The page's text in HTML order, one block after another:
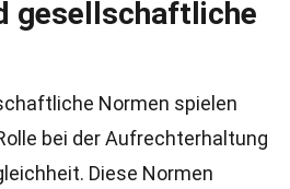
gesellschaftliche
Normen spielen
bei der Aufrechterhaltung
Diese Normen